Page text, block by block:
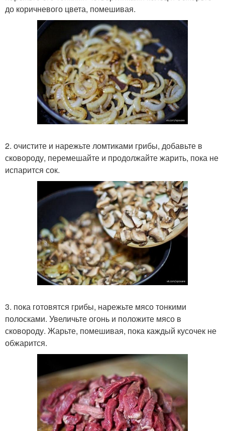
до коричневого цвета, помешивая.
2. очистите и нарежьте ломтиками грибы, добавьте в
сковороду, перемешайте и продолжайте жарить, пока не
испарится сок.
3. пока готовятся грибы, нарежьте мясо тонкими
полосками. Увеличьте огонь и положите мясо в
сковороду. Жарьте, помешивая, пока каждый кусочек не
обжарится.